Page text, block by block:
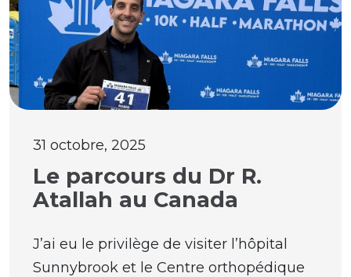
31 octobre, 2025
Le parcours du Dr R.
Atallah au Canada
J’ai eu le privilège de visiter l’hôpital
Sunnybrook et le Centre orthopédique